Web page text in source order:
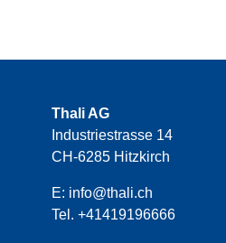
Thali AG
Industriestrasse 14
CH-6285 Hitzkirch
E: info@thali.ch
Tel. +41419196666